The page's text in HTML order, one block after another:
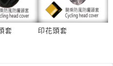
套
印花頭套